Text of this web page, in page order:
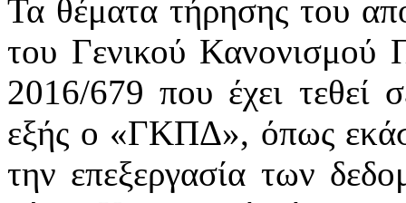
Τα θέματα τήρησης του
του Γενικού
2016/679 που έχει τεθεί
εξής ο «ΓΚΠΔ», όπως
την επεξεργασία των